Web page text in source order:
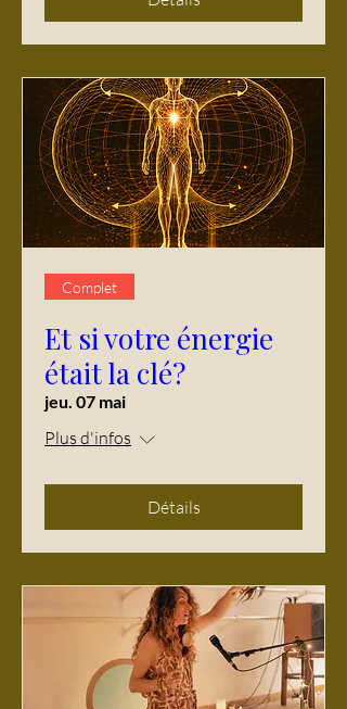
Complet
Et si votre énergie
était la clé?
jeu. 07 mai
Plus d'infos
Détails